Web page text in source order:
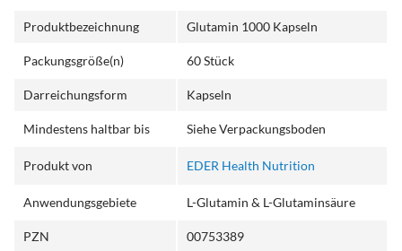
Produktbezeichnung Glutamin 1000 Kapseln
Packungsgröße(n) 60 Stück
Darreichungsform Kapseln
Mindestens haltbar bis Siehe Verpackungsboden
Produkt von EDER Health Nutrition
Anwendungsgebiete L-Glutamin & L-Glutaminsäure
PZN 00753389